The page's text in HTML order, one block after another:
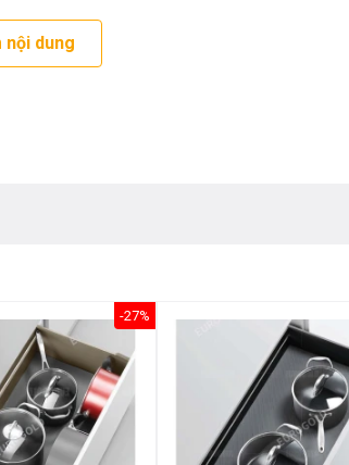
nội dung
-27%